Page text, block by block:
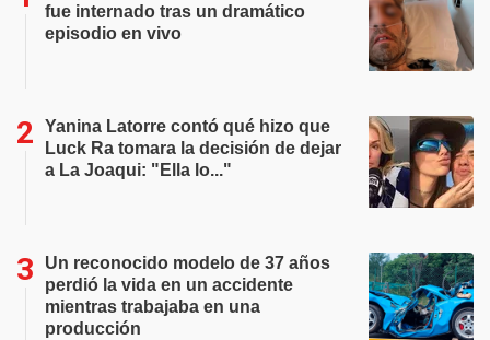
fue internado tras un dramático
episodio en vivo
Yanina Latorre contó qué hizo que
Luck Ra tomara la decisión de dejar
a La Joaqui: "Ella lo..."
Un reconocido modelo de 37 años
perdió la vida en un accidente
mientras trabajaba en una
producción